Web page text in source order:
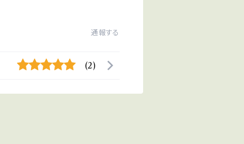
通報する
(2)